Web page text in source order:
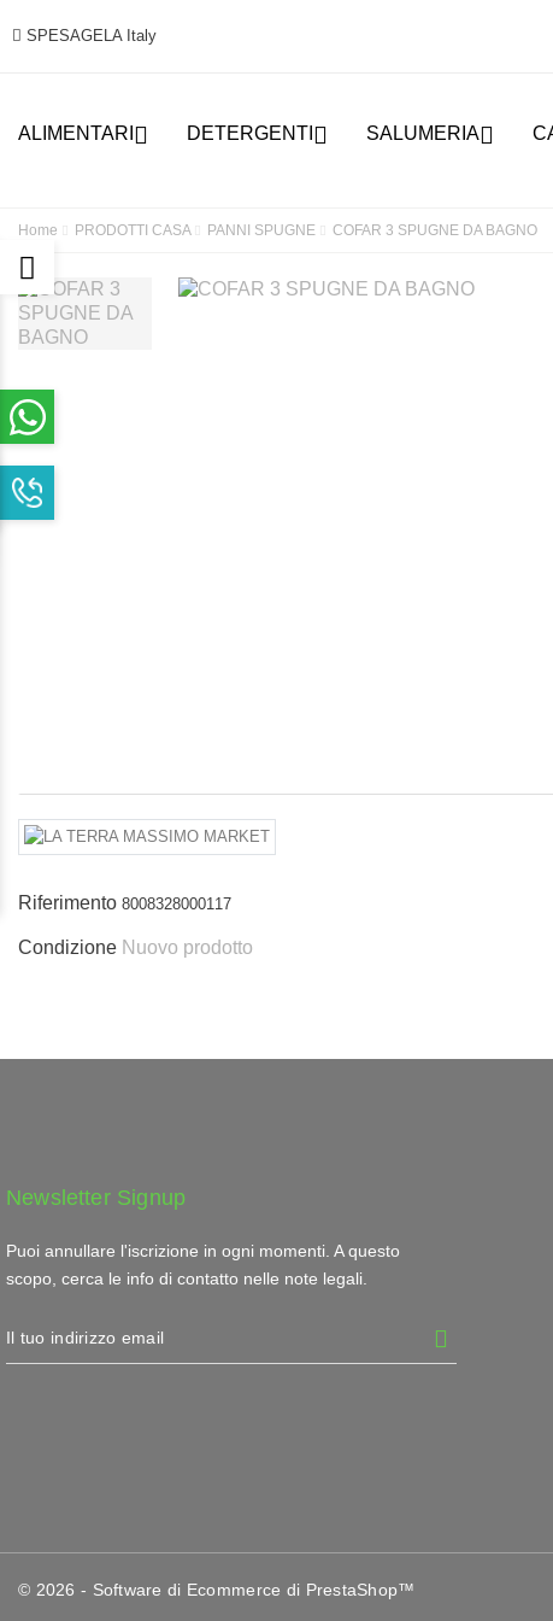
SPESAGELA Italy
ALIMENTARI  DETERGENTI  SALUMERIA
Home PRODOTTI CASA PANNI SPUGNE COFAR 3 SPUGNE DA BAGNO
Riferimento 8008328000117
Condizione Nuovo prodotto
Newsletter Signup
Puoi annullare l'iscrizione in ogni momenti. A questo
scopo, cerca le info di contatto nelle note legali.
© 2026 - Software di Ecommerce di PrestaShop™